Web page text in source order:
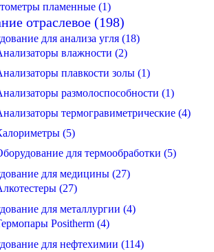
пламенные (1)
отраслевое (198)
для анализа угля (18)
влажности (2)
плавкости золы (1)
размолоспособности (1)
термогравиметрические (4)
(5)
для термообработки (5)
для медицины (27)
(27)
для металлургии (4)
Positherm (4)
для нефтехимии (114)